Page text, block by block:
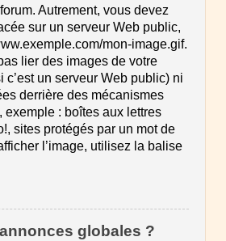
Autrement, vous devez
sur un serveur Web public,
mon-image.gif.
lier des images de votre
c’est un serveur Web public) ni
derrière des mécanismes
exemple : boîtes aux lettres
sites protégés par un mot de
l’image, utilisez la balise
globales ?